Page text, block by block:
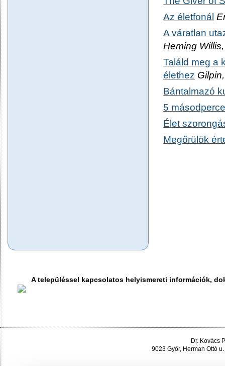
Az életfonál
A váratlan
Heming
Találd meg a
élethez
Bántalmazó
5
Élet
Megőrülök
A településsel kapcsolatos helyismereti információk,
Dr. Kovács
9023 Győr, Herman Ottó